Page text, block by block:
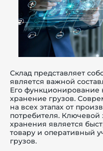
Склад представляет
является важной
Его функционирование
хранение грузов.
на всех этапах от
потребителя.
хранения является
товару и оперативный
грузов.